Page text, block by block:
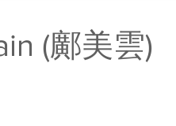
(鄺美雲)